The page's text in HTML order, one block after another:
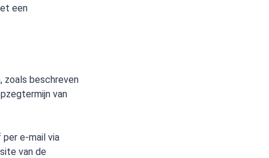
een
zoals beschreven
van
e-mail via
van de